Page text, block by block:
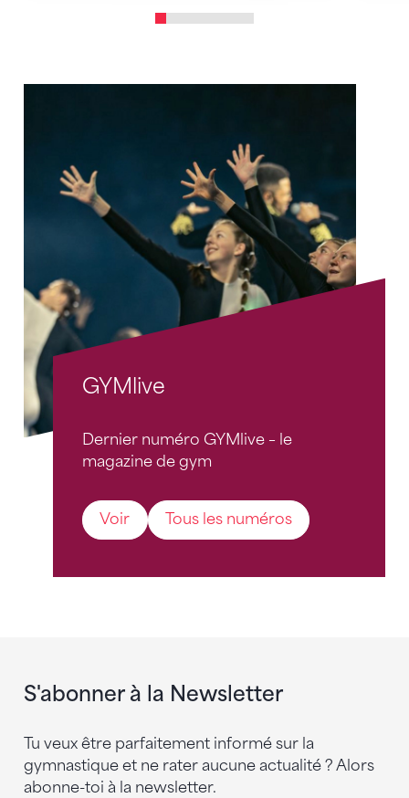
GYMlive
Dernier numéro GYMlive – le
magazine de gym
Voir Tous les numéros
S'abonner à la Newsletter
Tu veux être parfaitement informé sur la
gymnastique et ne rater aucune actualité ? Alors
abonne-toi à la newsletter.